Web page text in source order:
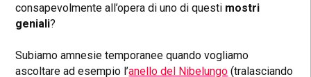
consapevolmente all’opera di uno di questi mostri
geniali?
Subiamo amnesie temporanee quando vogliamo
ascoltare ad esempio l’anello del Nibelungo (tralasciando